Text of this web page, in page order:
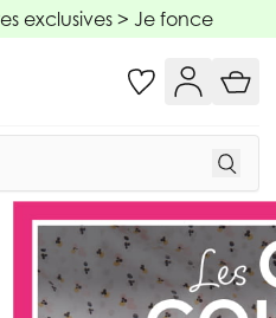
exclusives > Je fonce